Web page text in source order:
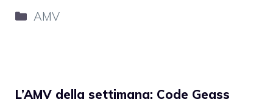
Categorie
AMV
L’AMV della settimana: Code Geass